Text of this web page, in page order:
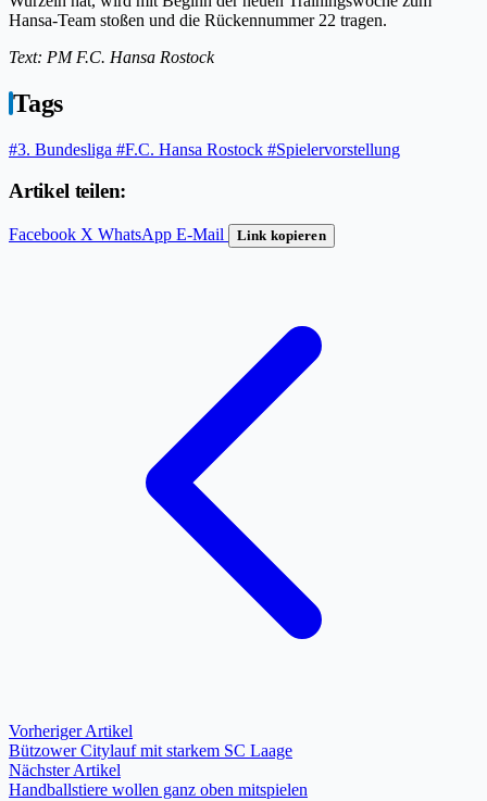
Hansa-Team stoßen und die Rückennummer 22 tragen.
Text: PM F.C. Hansa Rostock
Tags
#3. Bundesliga #F.C. Hansa Rostock #Spielervorstellung
Artikel teilen:
Facebook X WhatsApp E-Mail Link kopieren
Vorheriger Artikel
Bützower Citylauf mit starkem SC Laage
Nächster Artikel
Handballstiere wollen ganz oben mitspielen